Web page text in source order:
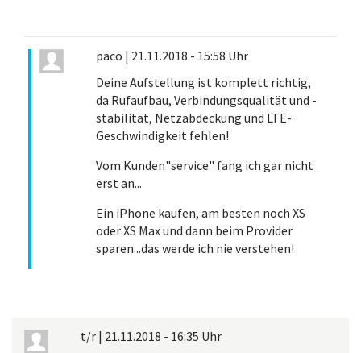
paco | 21.11.2018 - 15:58 Uhr
Deine Aufstellung ist komplett richtig,
da Rufaufbau, Verbindungsqualität und -
stabilität, Netzabdeckung und LTE-
Geschwindigkeit fehlen!
Vom Kunden"service" fang ich gar nicht
erst an...
Ein iPhone kaufen, am besten noch XS
oder XS Max und dann beim Provider
sparen...das werde ich nie verstehen!
t/r | 21.11.2018 - 16:35 Uhr